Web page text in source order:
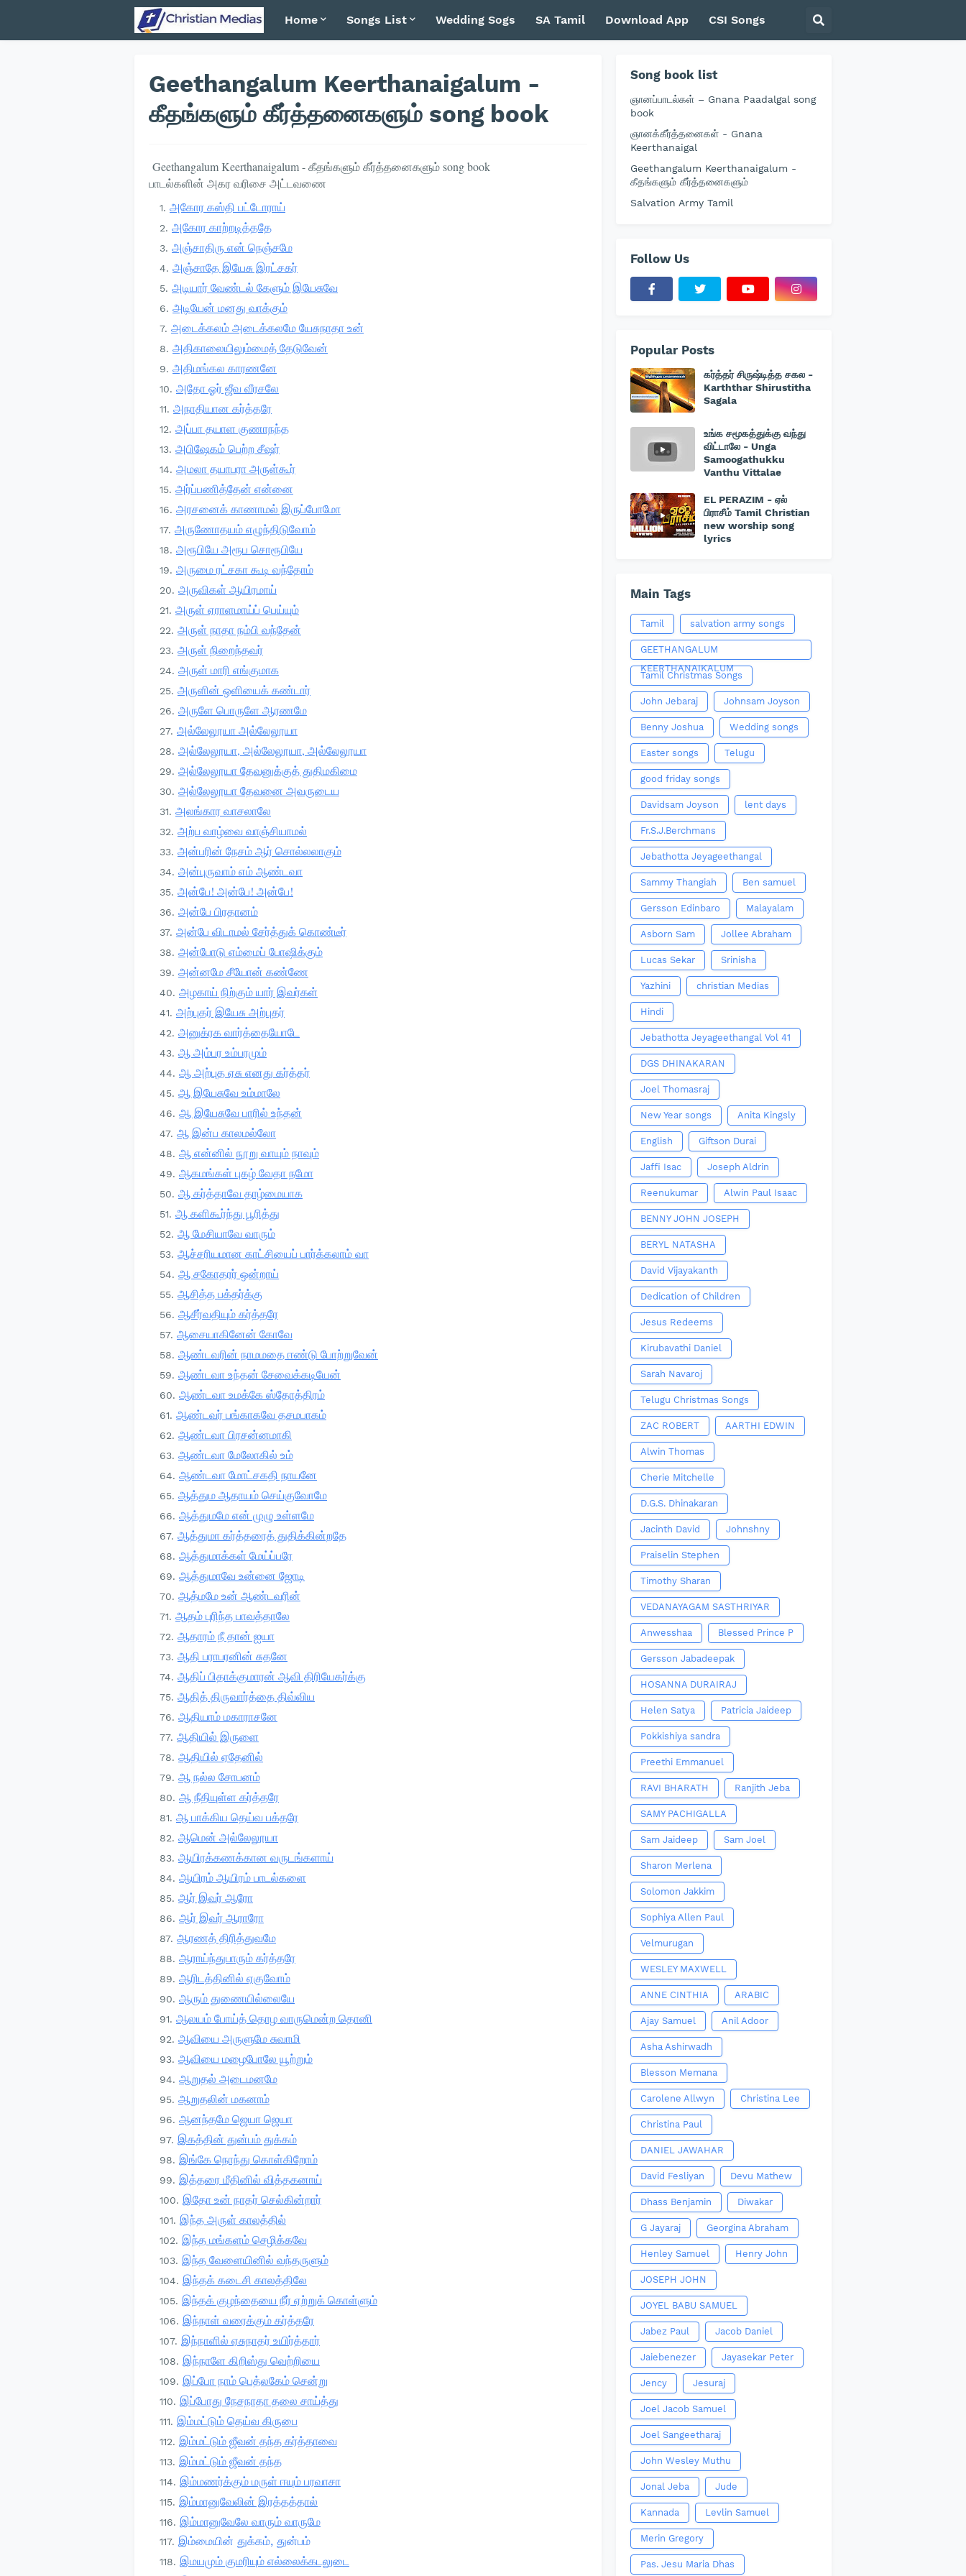
Home Songs List Wedding Sogs SA Tamil Download App CSI Songs
Geethangalum Keerthanaigalum -
கீதங்களும் கீர்த்தனைகளும் song book
Geethangalum Keerthanaigalum - கீதங்களும் கீர்த்தனைகளும் song book
பாடல்களின் அகர வரிசை அட்டவணை
அகோர கஸ்தி பட்டோராய்
அகோர காற்றடித்ததே
அஞ்சாதிரு என் நெஞ்சமே
அஞ்சாதே இயேசு இரட்சகர்
அடியார் வேண்டல் கேளும் இயேசுவே
அடியேன் மனது வாக்கும்
அடைக்கலம் அடைக்கலமே யேசுநாதா உன்
அதிகாலையிலும்மைத் தேடுவேன்
அதிமங்கல காரணனே
அதோ ஓர் ஜீவ வீரசலே
அநாதியான கர்த்தரே
அப்பா தயாள குணாநந்த
அபிஷேகம் பெற்ற சீஷர்
அமலா தயாபரா அருள்கூர்
அர்ப்பணித்தேன் என்னை
அரசனைக் காணாமல் இருப்போமோ
அருணோதயம் எழுந்திடுவோம்
அரூபியே அரூப சொரூபியே
அருமை ரட்சகா கூடி வந்தோம்
அருவிகள் ஆயிரமாய்
அருள் ஏராளமாய்ப் பெய்யும்
அருள் நாதா நம்பி வந்தேன்
அருள் நிறைந்தவர்
அருள் மாரி எங்குமாக
அருளின் ஒளியைக் கண்டார்
அருளே பொருளே ஆரணமே
அல்லேலூயா அல்லேலூயா
அல்லேலூயா, அல்லேலூயா, அல்லேலூயா
அல்லேலூயா தேவனுக்குத் துதிமகிமை
அல்லேலூயா தேவனை அவருடைய
அலங்கார வாசலாலே
அற்ப வாழ்வை வாஞ்சியாமல்
அன்பரின் நேசம் ஆர் சொல்லலாகும்
அன்புருவாம் எம் ஆண்டவா
அன்பே! அன்பே! அன்பே!
அன்பே பிரதானம்
அன்பே விடாமல் சேர்த்துக் கொண்டீர்
அன்போடு எம்மைப் போஷிக்கும்
அன்னமே சீயோன் கண்ணே
அழகாய் நிற்கும் யார் இவர்கள்
அற்புதர் இயேசு அற்புதர்
அனுக்ரக வார்த்தையோடே
ஆ அம்பர உம்பரமும்
ஆ அற்புத ஏசு எனது கர்த்தர்
ஆ இயேசுவே உம்மாலே
ஆ இயேசுவே பாரில் உந்தன்
ஆ இன்ப காலமல்லோ
ஆ என்னில் நூறு வாயும் நாவும்
ஆகமங்கள் புகழ் வேதா நமோ
ஆ கர்த்தாவே தாழ்மையாக
ஆ களிகூர்ந்து பூரித்து
ஆ மேசியாவே வாரும்
ஆச்சரியமான காட்சியைப் பார்க்கலாம் வா
ஆ சகோதரர் ஒன்றாய்
ஆசித்த பக்தர்க்கு
ஆசீர்வதியும் கர்த்தரே
ஆசையாகினேன் கோவே
ஆண்டவரின் நாமமதை ஈண்டு போற்றுவேன்
ஆண்டவா உந்தன் சேவைக்கடியேன்
ஆண்டவா உமக்கே ஸ்தோத்திரம்
ஆண்டவர் பங்காகவே தசமபாகம்
ஆண்டவா பிரசன்னமாகி
ஆண்டவா மேலோகில் உம்
ஆண்டவா மோட்சகதி நாயனே
ஆத்தும ஆதாயம் செய்குவோமே
ஆத்துமமே என் முழு உள்ளமே
ஆத்துமா கர்த்தரைத் துதிக்கின்றதே
ஆத்துமாக்கள் மேய்ப்பரே
ஆத்துமாவே உன்னை ஜோடி
ஆத்மமே உன் ஆண்டவரின்
ஆதம் புரிந்த பாவத்தாலே
ஆதாரம் நீ தான் ஐயா
ஆதி பராபரனின் சுதனே
ஆதிப் பிதாக்குமாரன் ஆவி திரியேகர்க்கு
ஆதித் திருவார்த்தை திவ்விய
ஆதியாம் மகாராசனே
ஆதியில் இருளை
ஆதியில் ஏதேனில்
ஆ நல்ல சோபனம்
ஆ நீதியுள்ள கர்த்தரே
ஆ பாக்கிய தெய்வ பக்தரே
ஆமென் அல்லேலூயா
ஆயிரக்கணக்கான வருடங்களாய்
ஆயிரம் ஆயிரம் பாடல்களை
ஆர் இவர் ஆரோ
ஆர் இவர் ஆராரோ
ஆரணத் திரித்துவமே
ஆராய்ந்துபாரும் கர்த்தரே
ஆரிடத்தினில் ஏகுவோம்
ஆரும் துணையில்லையே
ஆலயம் போய்த் தொழ வாருமென்ற தொனி
ஆவியை அருளுமே சுவாமி
ஆவியை மழைபோலே யூற்றும்
ஆறுதல் அடைமனமே
ஆறுதலின் மகனாம்
ஆனந்தமே ஜெயா ஜெயா
இகத்தின் துன்பம் துக்கம்
இங்கே நொந்து கொள்கிறோம்
இத்தரை மீதினில் வித்தகனாய்
இதோ உன் நாதர் செல்கின்றார்
இந்த அருள் காலத்தில்
இந்த மங்களம் செழிக்கவே
இந்த வேளையினில் வந்தருளும்
இந்தக் கடைசி காலத்திலே
இந்தக் குழந்தையை நீர் ஏற்றுக் கொள்ளும்
இந்நாள் வரைக்கும் கர்த்தரே
இந்நாளில் ஏசுநாதர் உயிர்த்தார்
இந்நாளே கிறிஸ்து வெற்றியை
இப்போ நாம் பெத்லகேம் சென்று
இப்போது நேசநாதா தலை சாய்த்து
இம்மட்டும் தெய்வ கிருபை
இம்மட்டும் ஜீவன் தந்த கர்த்தாவை
இம்மட்டும் ஜீவன் தந்த
இம்மணர்க்கும் மருள் ஈயும் பரவாசா
இம்மானுவேலின் இரத்தத்தால்
இம்மானுவேலே வாரும் வாருமே
இம்மையின் துக்கம், துன்பம்
இமயமும் குமரியும் எல்லைக்கடலுடை
Song book list
ஞானப்பாடல்கள் – Gnana Paadalgal song
book
ஞானக்கீர்த்தனைகள் - Gnana
Keerthanaigal
Geethangalum Keerthanaigalum -
கீதங்களும் கீர்த்தனைகளும்
Salvation Army Tamil
Follow Us
Popular Posts
கர்த்தர் சிருஷ்டித்த சகல -
Karththar Shirustitha
Sagala
உங்க சமூகத்துக்கு வந்து
விட்டாலே - Unga
Samoogathukku
Vanthu Vittalae
EL PERAZIM - ஏல்
பிராசீம் Tamil Christian
new worship song
lyrics
Main Tags
Tamil salvation army songs
GEETHANGALUM
KEERTHANAIKALUM
Tamil Christmas Songs
John Jebaraj Johnsam Joyson
Benny Joshua Wedding songs
Easter songs Telugu
good friday songs
Davidsam Joyson lent days
Fr.S.J.Berchmans
Jebathotta Jeyageethangal
Sammy Thangiah Ben samuel
Gersson Edinbaro Malayalam
Asborn Sam Jollee Abraham
Lucas Sekar Srinisha
Yazhini christian Medias
Hindi
Jebathotta Jeyageethangal Vol 41
DGS DHINAKARAN
Joel Thomasraj
New Year songs Anita Kingsly
English Giftson Durai
Jaffi Isac Joseph Aldrin
Reenukumar Alwin Paul Isaac
BENNY JOHN JOSEPH
BERYL NATASHA
David Vijayakanth
Dedication of Children
Jesus Redeems
Kirubavathi Daniel
Sarah Navaroj
Telugu Christmas Songs
ZAC ROBERT AARTHI EDWIN
Alwin Thomas
Cherie Mitchelle
D.G.S. Dhinakaran
Jacinth David Johnshny
Praiselin Stephen
Timothy Sharan
VEDANAYAGAM SASTHRIYAR
Anwesshaa Blessed Prince P
Gersson Jabadeepak
HOSANNA DURAIRAJ
Helen Satya Patricia Jaideep
Pokkishiya sandra
Preethi Emmanuel
RAVI BHARATH Ranjith Jeba
SAMY PACHIGALLA
Sam Jaideep Sam Joel
Sharon Merlena
Solomon Jakkim
Sophiya Allen Paul
Velmurugan
WESLEY MAXWELL
ANNE CINTHIA ARABIC
Ajay Samuel Anil Adoor
Asha Ashirwadh
Blesson Memana
Carolene Allwyn Christina Lee
Christina Paul
DANIEL JAWAHAR
David Fesliyan Devu Mathew
Dhass Benjamin Diwakar
G Jayaraj Georgina Abraham
Henley Samuel Henry John
JOSEPH JOHN
JOYEL BABU SAMUEL
Jabez Paul Jacob Daniel
Jaiebenezer Jayasekar Peter
Jency Jesuraj
Joel Jacob Samuel
Joel Sangeetharaj
John Wesley Muthu
Jonal Jeba Jude
Kannada Levlin Samuel
Merin Gregory
Pas. Jesu Maria Dhas